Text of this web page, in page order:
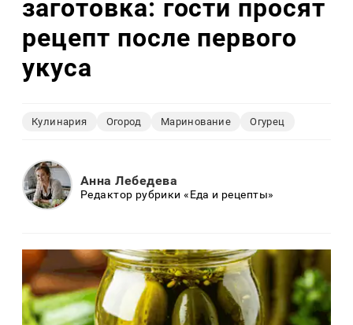
заготовка: гости просят
рецепт после первого
укуса
Кулинария Огород Маринование Огурец
Анна Лебедева
Редактор рубрики «Еда и рецепты»